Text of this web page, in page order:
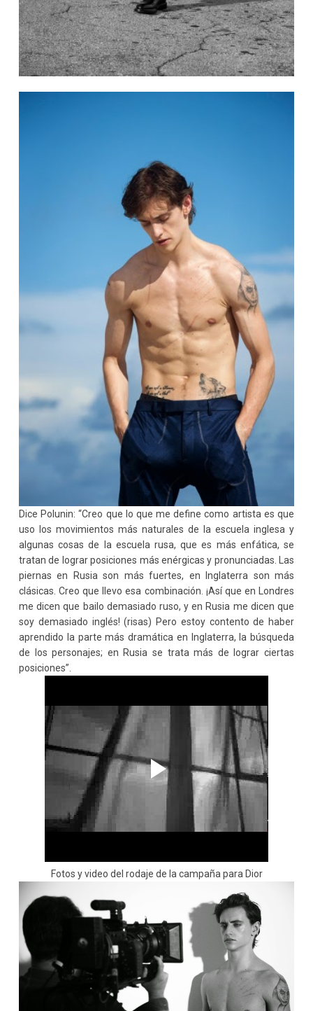
Dice Polunin: “Creo que lo que me define como artista es que
uso los movimientos más naturales de la escuela inglesa y
algunas cosas de la escuela rusa, que es más enfática, se
tratan de lograr posiciones más enérgicas y pronunciadas. Las
piernas en Rusia son más fuertes, en Inglaterra son más
clásicas. Creo que llevo esa combinación. ¡Así que en Londres
me dicen que bailo demasiado ruso, y en Rusia me dicen que
soy demasiado inglés! (risas) Pero estoy contento de haber
aprendido la parte más dramática en Inglaterra, la búsqueda
de los personajes; en Rusia se trata más de lograr ciertas
posiciones”.
Fotos y video del rodaje de la campaña para Dior